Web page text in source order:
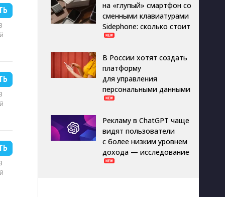
на «глупый» смартфон со
сменными клавиатурами
Sidephone: сколько стоит
В России хотят создать
платформу
для управления
персональными данными
Рекламу в ChatGPT чаще
видят пользователи
с более низким уровнем
дохода — исследование